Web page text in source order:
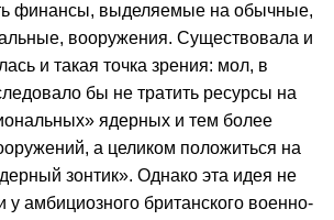
финансы, выделяемые на обычные,
вооружения. Существовала и
и такая точка зрения: мол, в
бы не тратить ресурсы на
ядерных и тем более
а целиком положиться на
зонтик». Однако эта идея не
амбициозного британского военно-